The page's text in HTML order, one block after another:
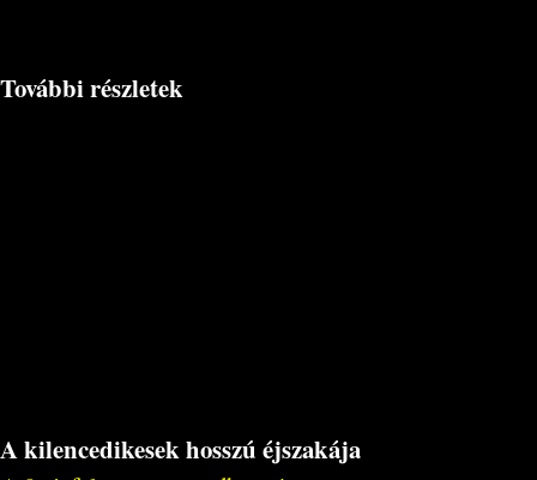
További részletek
A kilencedikesek hosszú éjszakája